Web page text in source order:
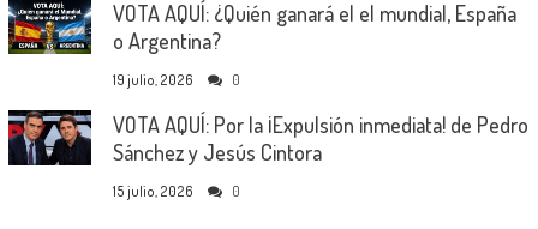
VOTA AQUÍ: ¿Quién ganará el el mundial, España
o Argentina?
19 julio, 2026 0
VOTA AQUÍ: Por la ¡Expulsión inmediata! de Pedro
Sánchez y Jesús Cintora
15 julio, 2026 0